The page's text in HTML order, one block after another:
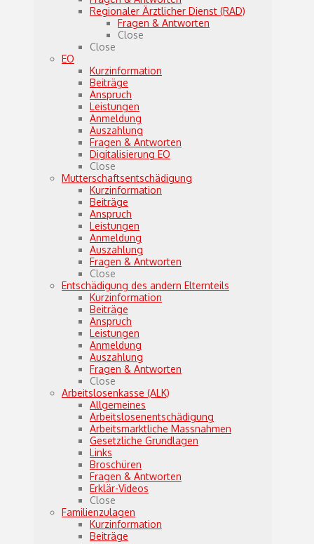
Regionaler Ärztlicher Dienst (RAD)
Fragen & Antworten
Close
Close
EO
Kurzinformation
Beiträge
Anspruch
Leistungen
Anmeldung
Auszahlung
Fragen & Antworten
Digitalisierung EO
Close
Mutterschaftsentschädigung
Kurzinformation
Beiträge
Anspruch
Leistungen
Anmeldung
Auszahlung
Fragen & Antworten
Close
Entschädigung des andern Elternteils
Kurzinformation
Beiträge
Anspruch
Leistungen
Anmeldung
Auszahlung
Fragen & Antworten
Close
Arbeitslosenkasse (ALK)
Allgemeines
Arbeitslosenentschädigung
Arbeitsmarktliche Massnahmen
Gesetzliche Grundlagen
Links
Broschüren
Fragen & Antworten
Erklär-Videos
Close
Familienzulagen
Kurzinformation
Beiträge